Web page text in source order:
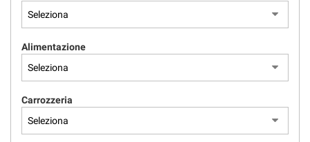
Alimentazione
Carrozzeria